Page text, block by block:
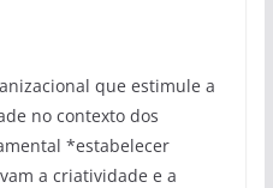
que estimule a
no contexto dos
*estabelecer
a criatividade e a